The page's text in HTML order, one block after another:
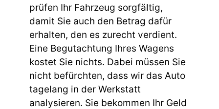
prüfen Ihr Fahrzeug sorgfältig,
damit Sie auch den Betrag dafür
erhalten, den es zurecht verdient.
Eine Begutachtung Ihres Wagens
kostet Sie nichts. Dabei müssen Sie
nicht befürchten, dass wir das Auto
tagelang in der Werkstatt
analysieren. Sie bekommen Ihr Geld